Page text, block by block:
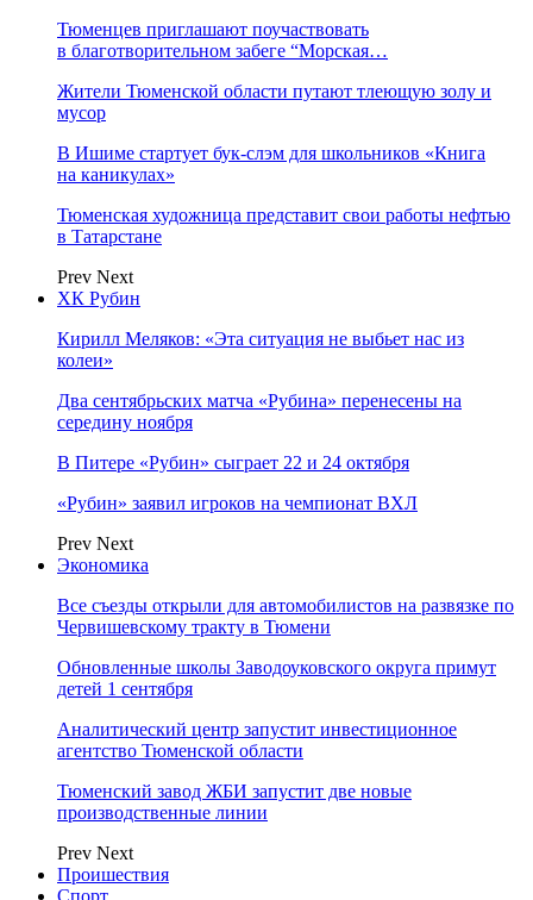
Тюменцев приглашают поучаствовать
в благотворительном забеге “Морская…
Жители Тюменской области путают тлеющую золу и
мусор
В Ишиме стартует бук-слэм для школьников «Книга
на каникулах»
Тюменская художница представит свои работы нефтью
в Татарстане
Prev Next
ХК Рубин
Кирилл Меляков: «Эта ситуация не выбьет нас из
колеи»
Два сентябрьских матча «Рубина» перенесены на
середину ноября
В Питере «Рубин» сыграет 22 и 24 октября
«Рубин» заявил игроков на чемпионат ВХЛ
Prev Next
Экономика
Все съезды открыли для автомобилистов на развязке по
Червишевскому тракту в Тюмени
Обновленные школы Заводоуковского округа примут
детей 1 сентября
Аналитический центр запустит инвестиционное
агентство Тюменской области
Тюменский завод ЖБИ запустит две новые
производственные линии
Prev Next
Проишествия
Спорт